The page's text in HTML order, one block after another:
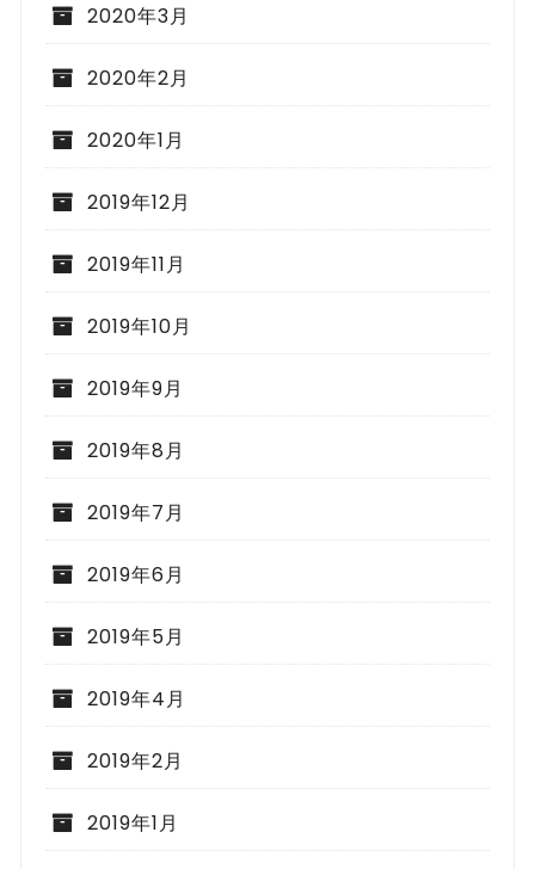
2020年3月
2020年2月
2020年1月
2019年12月
2019年11月
2019年10月
2019年9月
2019年8月
2019年7月
2019年6月
2019年5月
2019年4月
2019年2月
2019年1月